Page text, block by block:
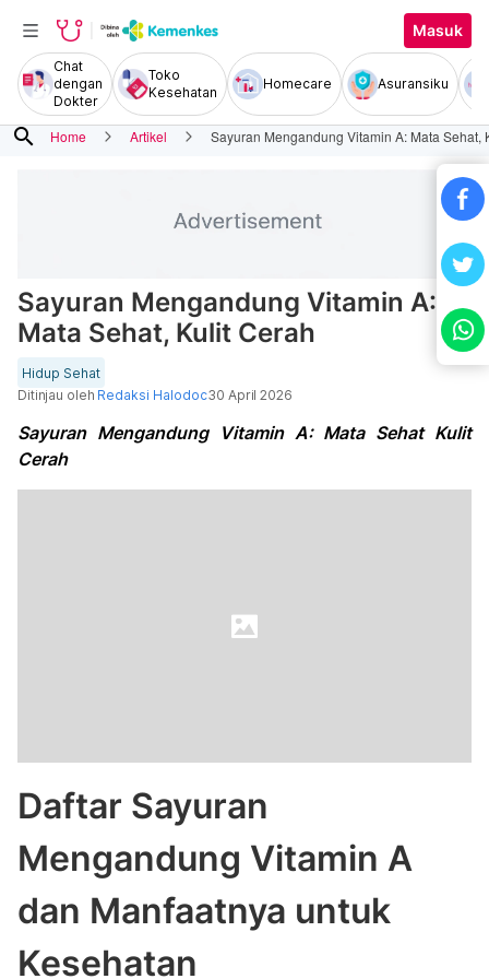
Masuk
Chat
dengan
Dokter
Toko
Kesehatan
Homecare Asuransiku
search Home Artikel Sayuran Mengandung Vitamin A: Mata Sehat,
Sayuran Mengandung Vitamin A:
Mata Sehat, Kulit Cerah
Hidup Sehat
Ditinjau oleh Redaksi Halodoc30 April 2026
Sayuran Mengandung Vitamin A: Mata Sehat Kulit
Cerah
Daftar Sayuran
Mengandung Vitamin A
dan Manfaatnya untuk
Kesehatan